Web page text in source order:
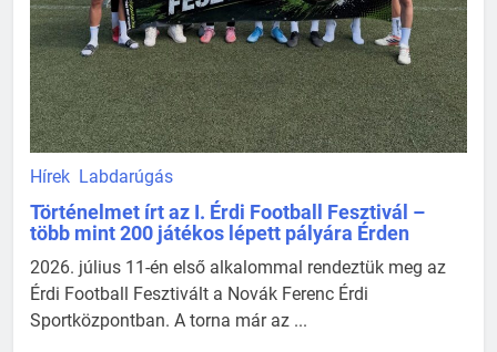
Hírek Labdarúgás
Történelmet írt az I. Érdi Football Fesztivál –
több mint 200 játékos lépett pályára Érden
2026. július 11-én első alkalommal rendeztük meg az
Érdi Football Fesztivált a Novák Ferenc Érdi
Sportközpontban. A torna már az ...